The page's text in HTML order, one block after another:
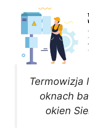
Termowizja
oknach
okien